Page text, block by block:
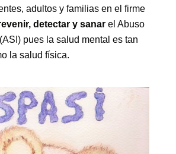
adultos y familias en el firme
detectar y sanarel Abuso
pues la salud mental es tan
la salud física.